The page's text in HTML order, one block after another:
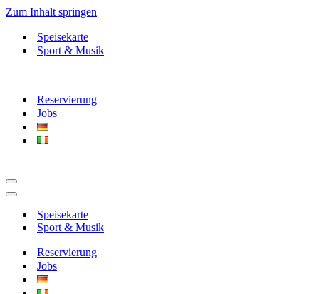
Zum Inhalt springen
Speisekarte
Sport & Musik
Reservierung
Jobs
Navigationsmenü
Navigationsmenü
Speisekarte
Sport & Musik
Reservierung
Jobs